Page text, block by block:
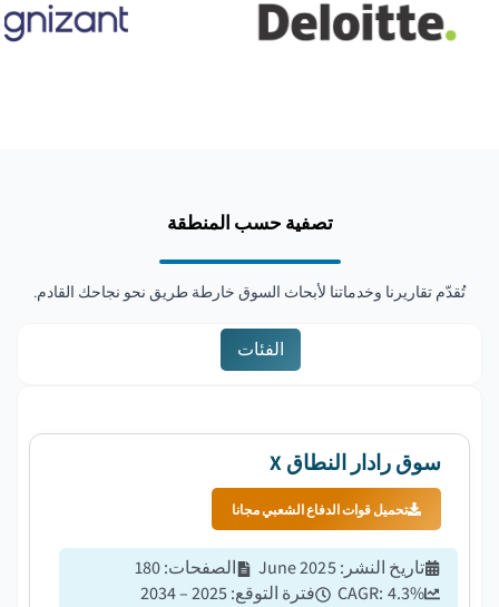
تصفية حسب المنطقة
تُقدّم تقاريرنا وخدماتنا لأبحاث السوق خارطة طريق نحو نجاحك القادم.
الفئات
سوق رادار النطاق X
تحميل قوات الدفاع الشعبي مجانا
تاريخ النشر :
June 2025 الصفحات:
180
CAGR: 4.3% فترة التوقع:
2025 – 2034